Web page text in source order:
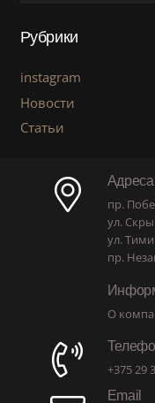
Рубрики
instagram
Новости
Статьи
пр.
ул.
ул.
пр.
О
+375 29
Email